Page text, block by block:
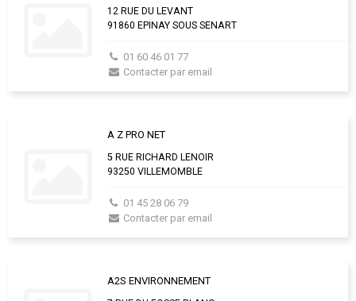
12 RUE DU LEVANT
91860 EPINAY SOUS SENART
01 60 46 01 77
Contacter par email
A Z PRO NET
5 RUE RICHARD LENOIR
93250 VILLEMOMBLE
01 45 28 06 79
Contacter par email
A2S ENVIRONNEMENT